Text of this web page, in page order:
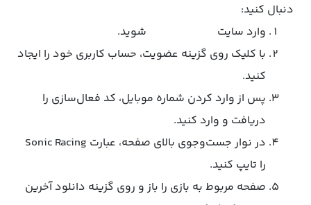
دنبال کنید:
وارد سایت
شوید.
با کلیک روی گزینه عضویت، حساب کاربری خود را ایجاد
کنید.
پس از وارد کردن شماره موبایل، کد فعال‌سازی را
دریافت و وارد کنید.
در نوار جست‌وجوی بالای صفحه، عبارت Sonic Racing
را تایپ کنید.
صفحه مربوط به بازی را باز و روی گزینه دانلود آخرین